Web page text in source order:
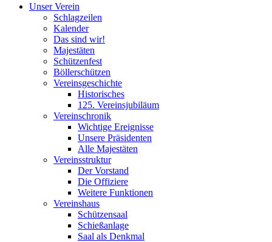
Unser Verein
Schlagzeilen
Kalender
Das sind wir!
Majestäten
Schützenfest
Böllerschützen
Vereinsgeschichte
Historisches
125. Vereinsjubiläum
Vereinschronik
Wichtige Ereignisse
Unsere Präsidenten
Alle Majestäten
Vereinsstruktur
Der Vorstand
Die Offiziere
Weitere Funktionen
Vereinshaus
Schützensaal
Schießanlage
Saal als Denkmal